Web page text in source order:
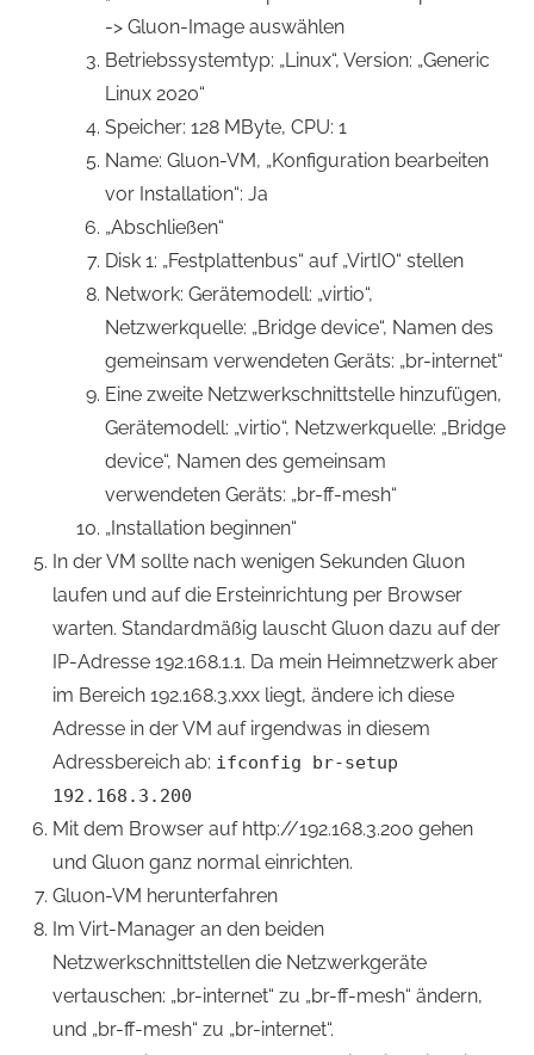
-> Gluon-Image auswählen
Betriebssystemtyp: „Linux“, Version: „Generic
Linux 2020“
Speicher: 128 MByte, CPU: 1
Name: Gluon-VM, „Konfiguration bearbeiten
vor Installation“: Ja
„Abschließen“
Disk 1: „Festplattenbus“ auf „VirtIO“ stellen
Network: Gerätemodell: „virtio“,
Netzwerkquelle: „Bridge device“, Namen des
gemeinsam verwendeten Geräts: „br-internet“
Eine zweite Netzwerkschnittstelle hinzufügen,
Gerätemodell: „virtio“, Netzwerkquelle: „Bridge
device“, Namen des gemeinsam
verwendeten Geräts: „br-ff-mesh“
„Installation beginnen“
In der VM sollte nach wenigen Sekunden Gluon
laufen und auf die Ersteinrichtung per Browser
warten. Standardmäßig lauscht Gluon dazu auf der
IP-Adresse 192.168.1.1. Da mein Heimnetzwerk aber
im Bereich 192.168.3.xxx liegt, ändere ich diese
Adresse in der VM auf irgendwas in diesem
Adressbereich ab: ifconfig br-setup
192.168.3.200
Mit dem Browser auf http://192.168.3.200 gehen
und Gluon ganz normal einrichten.
Gluon-VM herunterfahren
Im Virt-Manager an den beiden
Netzwerkschnittstellen die Netzwerkgeräte
vertauschen: „br-internet“ zu „br-ff-mesh“ ändern,
und „br-ff-mesh“ zu „br-internet“.